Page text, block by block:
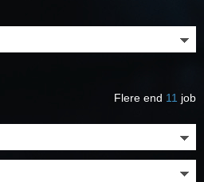
Flere end 11 job